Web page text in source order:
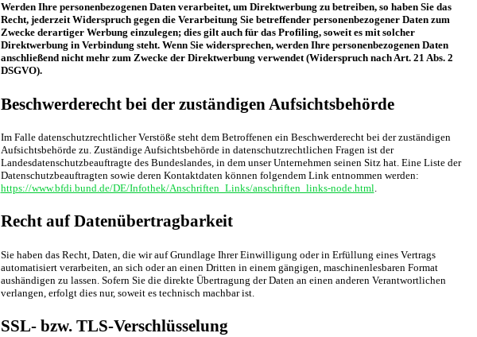
Werden Ihre personenbezogenen Daten verarbeitet, um Direktwerbung zu betreiben, so haben Sie das
Recht, jederzeit Widerspruch gegen die Verarbeitung Sie betreffender personenbezogener Daten zum
Zwecke derartiger Werbung einzulegen; dies gilt auch für das Profiling, soweit es mit solcher
Direktwerbung in Verbindung steht. Wenn Sie widersprechen, werden Ihre personenbezogenen Daten
anschließend nicht mehr zum Zwecke der Direktwerbung verwendet (Widerspruch nach Art. 21 Abs. 2
DSGVO).
Beschwerderecht bei der zuständigen Aufsichtsbehörde
Im Falle datenschutzrechtlicher Verstöße steht dem Betroffenen ein Beschwerderecht bei der zuständigen
Aufsichtsbehörde zu. Zuständige Aufsichtsbehörde in datenschutzrechtlichen Fragen ist der
Landesdatenschutzbeauftragte des Bundeslandes, in dem unser Unternehmen seinen Sitz hat. Eine Liste der
Datenschutzbeauftragten sowie deren Kontaktdaten können folgendem Link entnommen werden:
https://www.bfdi.bund.de/DE/Infothek/Anschriften_Links/anschriften_links-node.html
Recht auf Datenübertragbarkeit
Sie haben das Recht, Daten, die wir auf Grundlage Ihrer Einwilligung oder in Erfüllung eines Vertrags
automatisiert verarbeiten, an sich oder an einen Dritten in einem gängigen, maschinenlesbaren Format
aushändigen zu lassen. Sofern Sie die direkte Übertragung der Daten an einen anderen Verantwortlichen
verlangen, erfolgt dies nur, soweit es technisch machbar ist.
SSL- bzw. TLS-Verschlüsselung